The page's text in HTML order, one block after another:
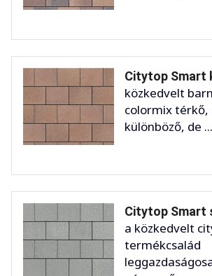
Citytop Smart
közkedvelt
colormix térkő,
különböző, de ...
Citytop Smart
a közkedvelt
termékcsalád